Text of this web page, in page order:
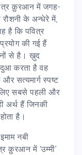
क़ुरआन में जगह-
के अन्धेरे में,
है कि पवित्र
की गई हैं
से है। ख़ुद
करता है वह
सत्यमार्ग स्पष्ट
सबसे पहली और
अर्थ हैं जिनकी
है।
नबी
क़ुरआन में ‘उम्मी’